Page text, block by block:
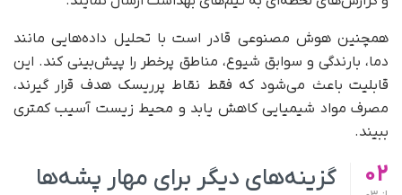
همچنین هوش مصنوعی قادر است با تحلیل داده‌هایی مانند
دما، بارندگی و سوابق شیوع، مناطق پرخطر را پیش‌بینی کند. این
قابلیت باعث می‌شود که فقط نقاط پرریسک هدف قرار گیرند،
مصرف مواد شیمیایی کاهش یابد و محیط‌ زیست آسیب کمتری
ببیند.
02 گزینه‌های دیگر برای مهار پشه‌ها